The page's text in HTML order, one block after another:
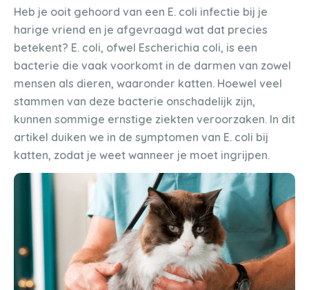
Heb je ooit gehoord van een E. coli infectie bij je
harige vriend en je afgevraagd wat dat precies
betekent? E. coli, ofwel Escherichia coli, is een
bacterie die vaak voorkomt in de darmen van zowel
mensen als dieren, waaronder katten. Hoewel veel
stammen van deze bacterie onschadelijk zijn,
kunnen sommige ernstige ziekten veroorzaken. In dit
artikel duiken we in de symptomen van E. coli bij
katten, zodat je weet wanneer je moet ingrijpen.